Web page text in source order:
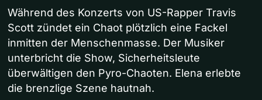
Während des Konzerts von US-Rapper Travis
Scott zündet ein Chaot plötzlich eine Fackel
inmitten der Menschenmasse. Der Musiker
unterbricht die Show, Sicherheitsleute
überwältigen den Pyro-Chaoten. Elena erlebte
die brenzlige Szene hautnah.